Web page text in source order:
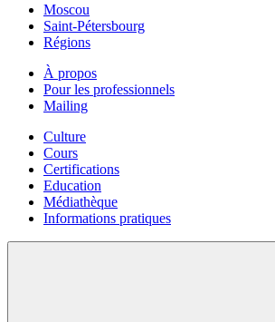
Moscou
Saint-Pétersbourg
Régions
À propos
Pour les professionnels
Mailing
Culture
Cours
Certifications
Education
Médiathèque
Informations pratiques